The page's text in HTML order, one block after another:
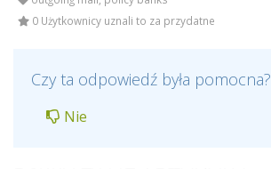
0 Użytkownicy uznali to za przydatne
Czy ta odpowiedź była pomocna?
Nie